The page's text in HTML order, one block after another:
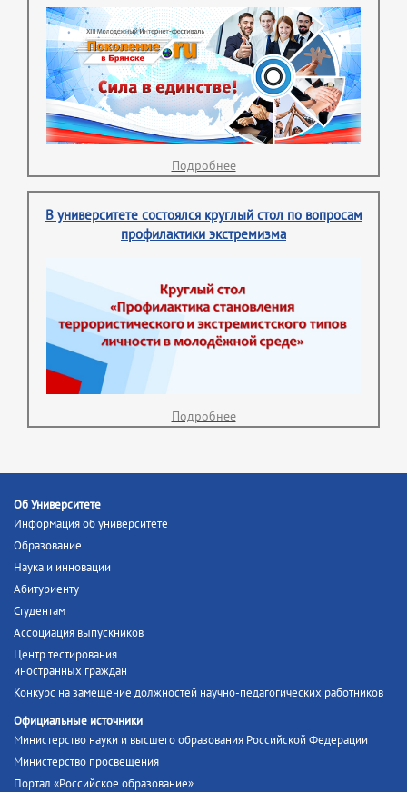
Подробнее
В университете состоялся круглый стол по вопросам
профилактики экстремизма
Подробнее
Об Университете
Информация об университете
Образование
Наука и инновации
Абитуриенту
Студентам
Ассоциация выпускников
Центр тестирования
иностранных граждан
Конкурс на замещение должностей научно-педагогических работников
Официальные источники
Министерство науки и высшего образования Российской Федерации
Министерство просвещения
Портал «Российское образование»